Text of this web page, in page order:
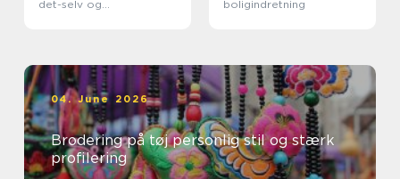
det-selv og
boligindretning
04. June 2026
Brodering på tøj personlig stil og stærk
profilering